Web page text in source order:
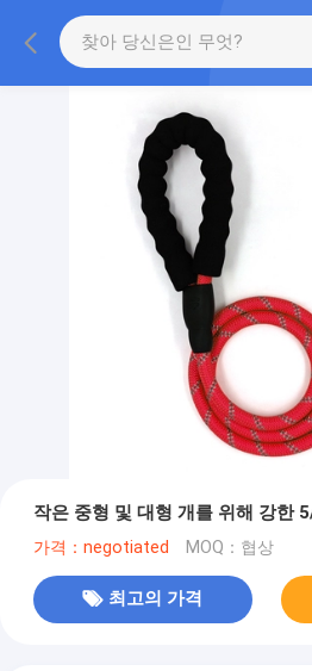
작은 중형 및 대형 개를 위해 강한
가격：negotiated MOQ：협상
최고의 가격